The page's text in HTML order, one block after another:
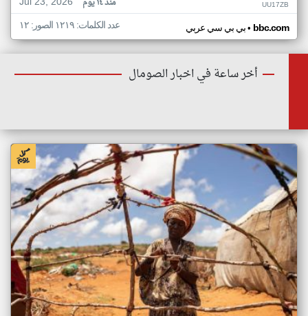
UU17ZB
بي بي سي عربي• bbc.com عدد الكلمات: ١٢١٩ الصور: ١٢
أخر ساعة في اخبار الصومال